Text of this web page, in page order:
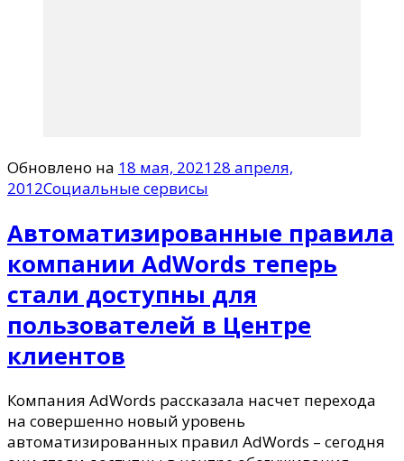
Обновлено на 18 мая, 202128 апреля,
2012Социальные сервисы
Автоматизированные правила
компании AdWords теперь
стали доступны для
пользователей в Центре
клиентов
Компания AdWords рассказала насчет перехода
на совершенно новый уровень
автоматизированных правил AdWords – сегодня